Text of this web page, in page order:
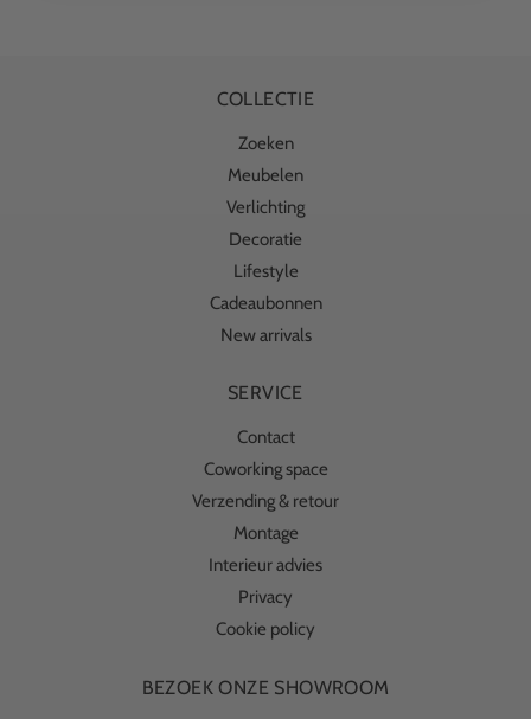
COLLECTIE
Zoeken
Meubelen
Verlichting
Decoratie
Lifestyle
Cadeaubonnen
New arrivals
SERVICE
Contact
Coworking space
Verzending & retour
Montage
Interieur advies
Privacy
Cookie policy
BEZOEK ONZE SHOWROOM